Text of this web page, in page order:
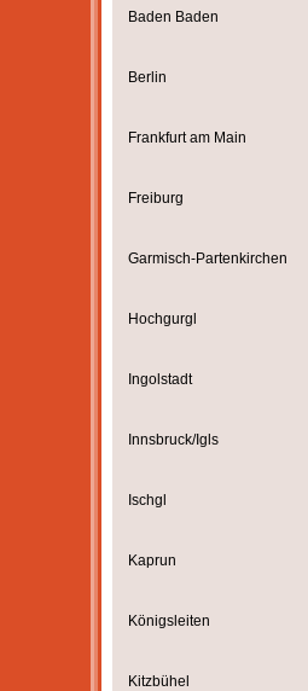
Baden Baden
Berlin
Frankfurt am Main
Freiburg
Garmisch-Partenkirchen
Hochgurgl
Ingolstadt
Innsbruck/Igls
Ischgl
Kaprun
Königsleiten
Kitzbühel